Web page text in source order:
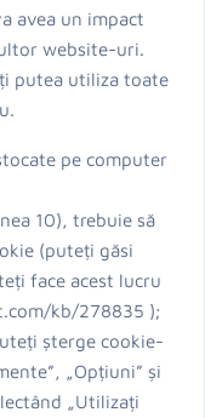
avea un impact
website-uri.
putea utiliza toate
pe computer
10), trebuie să
(puteți găsi
face acest lucru
kb/278835 );
șterge cookie-
„Opțiuni” și
„Utilizați